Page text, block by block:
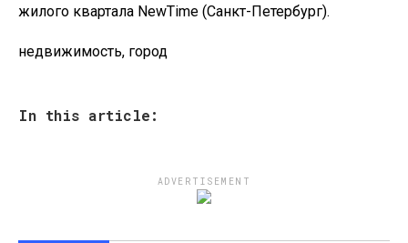
жилого квартала NewTime (Санкт-Петербург).
недвижимость, город
In this article:
ADVERTISEMENT